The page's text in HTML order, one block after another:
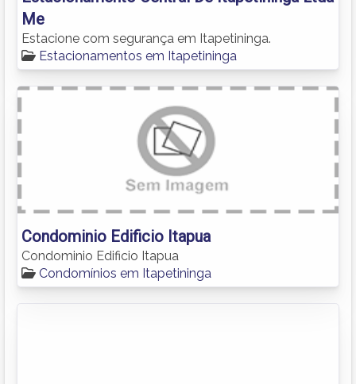
Me
Estacione com segurança em Itapetininga.
Estacionamentos em Itapetininga
Condominio Edificio Itapua
Condominio Edificio Itapua
Condomínios em Itapetininga